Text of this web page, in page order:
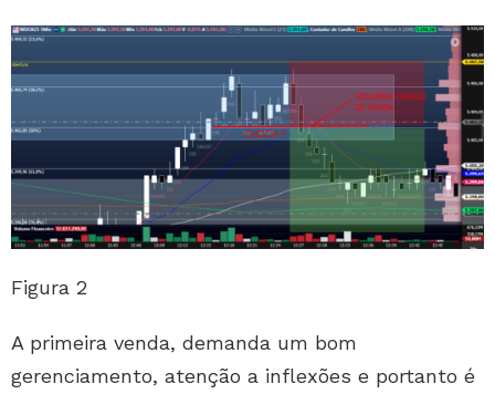
Figura 2
A primeira venda, demanda um bom
gerenciamento, atenção a inflexões e portanto é